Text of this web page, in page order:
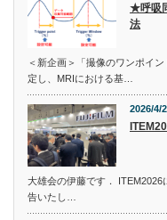
★呼吸
法
＜新企画＞「撮像のワンポ
定し、MRIにおける基…
2026/4/
大雄会の伊藤です．
告いたし…